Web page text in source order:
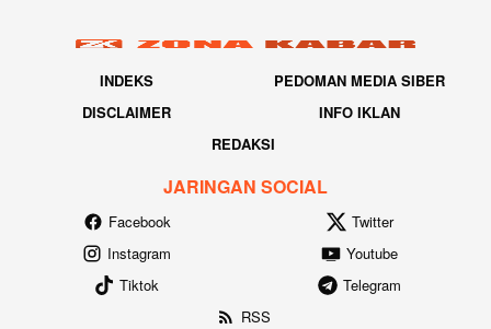
INDEKS
PEDOMAN MEDIA SIBER
DISCLAIMER
INFO IKLAN
REDAKSI
JARINGAN SOCIAL
Facebook
Twitter
Instagram
Youtube
Tiktok
Telegram
RSS